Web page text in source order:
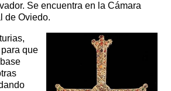
Se encuentra en la Cámara
de Oviedo.
que